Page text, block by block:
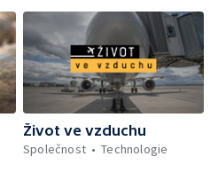
Život ve vzduchu
Společnost
Technologie